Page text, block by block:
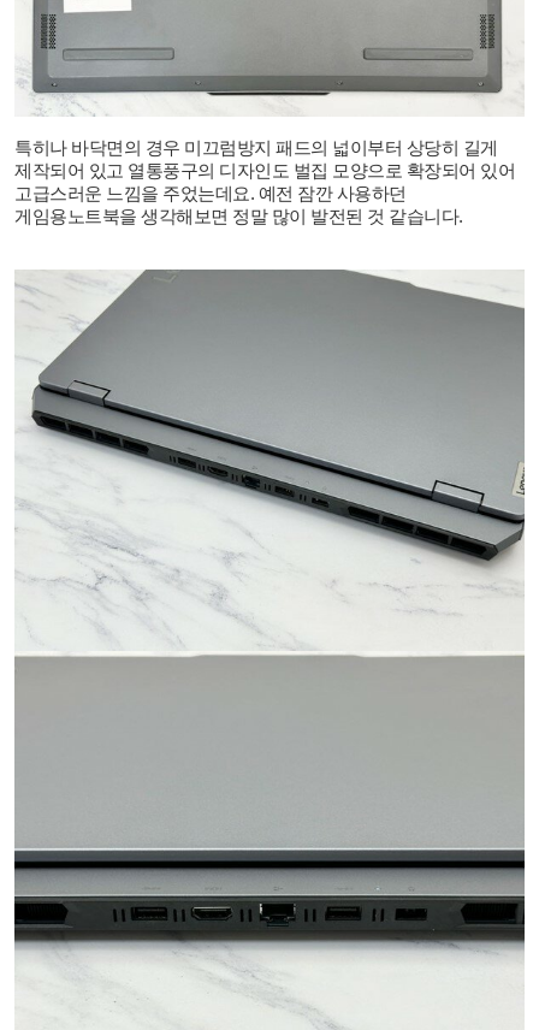
특히나 바닥면의 경우 미끄럼방지 패드의 넓이부터 상당히 길게
제작되어 있고 열통풍구의 디자인도 벌집 모양으로 확장되어 있어
고급스러운 느낌을 주었는데요. 예전 잠깐 사용하던
게임용노트북을 생각해보면 정말 많이 발전된 것 같습니다.